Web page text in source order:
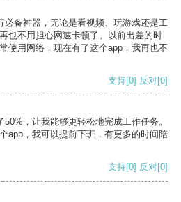
必备神器，无论是看视频、玩游戏还是工
也不用担心网速卡顿了。以前出差的时
使用网络，现在有了这个app，我再也不
支持[0] 反对[0]
，让我能够更轻松地完成工作任务。
app，我可以提前下班，有更多的时间陪
支持[0] 反对[0]